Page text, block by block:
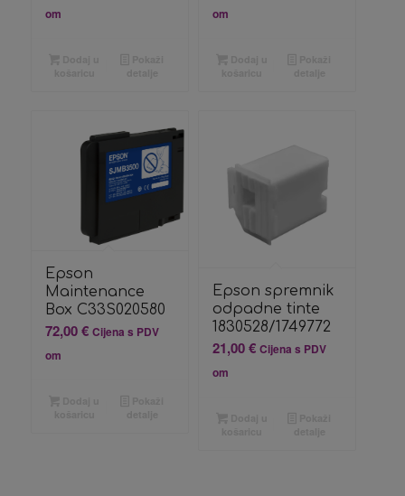
om
om
Epson
Maintenance
Box C33S020580
72,00€ Cijena s PDV
om
Epson spremnik
odpadne tinte
1830528/1749772
21,00€ Cijena s PDV
om